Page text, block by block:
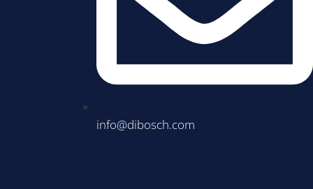
info@dibosch.com